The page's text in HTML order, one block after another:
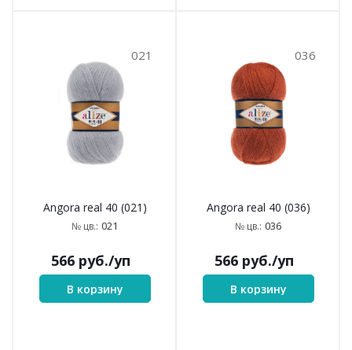
021
Angora real 40 (021)
№ цв.: 021
566 руб./уп
В корзину
036
Angora real 40 (036)
№ цв.: 036
566 руб./уп
В корзину